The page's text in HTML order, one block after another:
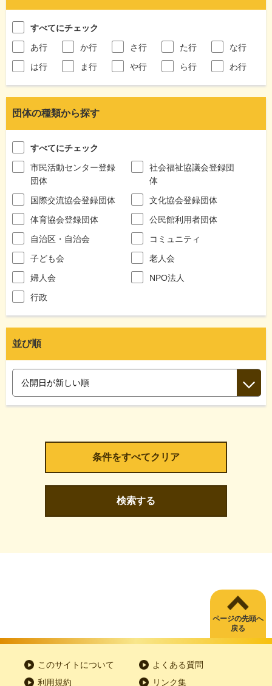
すべてにチェック
あ行
か行 さ行 た行
な行
は行
ま行 や行 ら行 わ行
団体の種類から探す
すべてにチェック
市民活動センター登録
団体
社会福祉協議会登録団
体
国際交流協会登録団体
文化協会登録団体
体育協会登録団体
公民館利用者団体
自治区・自治会
コミュニティ
子ども会
老人会
婦人会
NPO法人
行政
並び順
検索する
ページの先頭へ
戻る
このサイトについて
よくある質問
利用規約
リンク集